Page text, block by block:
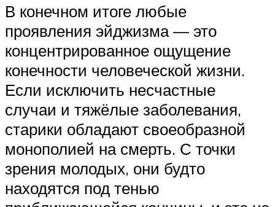
В конечном итоге любые
проявления эйджизма — это
концентрированное ощущение
конечности человеческой жизни.
Если исключить несчастные
случаи и тяжёлые заболевания,
старики обладают своеобразной
монополией на смерть. С точки
зрения молодых, они будто
находятся под тенью